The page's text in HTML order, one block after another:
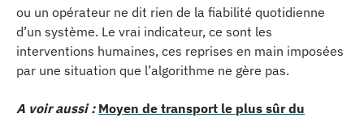
ou un opérateur ne dit rien de la fiabilité quotidienne
d’un système. Le vrai indicateur, ce sont les
interventions humaines, ces reprises en main imposées
par une situation que l’algorithme ne gère pas.
A voir aussi : Moyen de transport le plus sûr du